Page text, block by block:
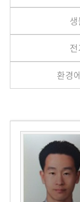
환경